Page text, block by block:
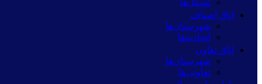
تشکل‌ها
اتاق اصناف
شهرستان‌ها
اتحادیه‌ها
اتاق تعاون
شهرستان‌ها
تعاونی‌ها